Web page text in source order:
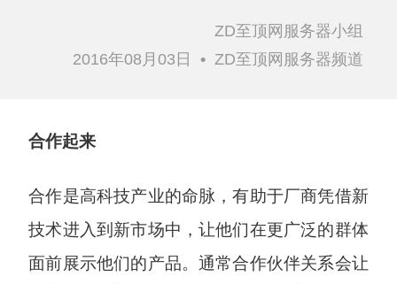
ZD至顶网服务器小组
2016年08月03日
• ZD至顶网服务器频道
合作起来
合作是高科技产业的命脉，有助于厂商凭借新
技术进入到新市场中，让他们在更广泛的群体
面前展示他们的产品。通常合作伙伴关系会让